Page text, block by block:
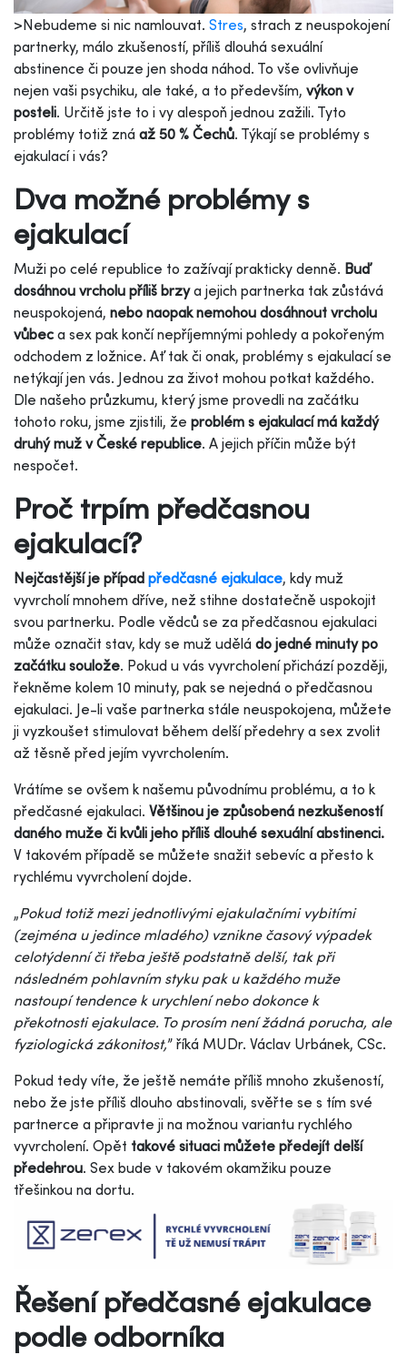
>Nebudeme si nic namlouvat. Stres, strach z neuspokojení
partnerky, málo zkušeností, příliš dlouhá sexuální
abstinence či pouze jen shoda náhod. To vše ovlivňuje
nejen vaši psychiku, ale také, a to především, výkon v
posteli. Určitě jste to i vy alespoň jednou zažili. Tyto
problémy totiž zná až 50 % Čechů. Týkají se problémy s
ejakulací i vás?
Dva možné problémy s
ejakulací
Muži po celé republice to zažívají prakticky denně. Buď
dosáhnou vrcholu příliš brzya jejich partnerka tak zůstává
neuspokojená, nebo naopak nemohou dosáhnout vrcholu
vůbeca sex pak končí nepříjemnými pohledy a pokořeným
odchodem z ložnice. Ať tak či onak, problémy s ejakulací se
netýkají jen vás. Jednou za život mohou potkat každého.
Dle našeho průzkumu, který jsme provedli na začátku
tohoto roku, jsme zjistili, že problém s ejakulací má každý
druhý muž v České republice. A jejich příčin může být
nespočet.
Proč trpím předčasnou
ejakulací?
Nejčastější je případ předčasné ejakulace, kdy muž
vyvrcholí mnohem dříve, než stihne dostatečně uspokojit
svou partnerku. Podle vědců se za předčasnou ejakulaci
může označit stav, kdy se muž udělá do jedné minuty po
začátku soulože. Pokud u vás vyvrcholení přichází později,
řekněme kolem 10 minuty, pak se nejedná o předčasnou
ejakulaci. Je-li vaše partnerka stále neuspokojena, můžete
ji vyzkoušet stimulovat během delší předehry a sex zvolit
až těsně před jejím vyvrcholením.
Vrátíme se ovšem k našemu původnímu problému, a to k
předčasné ejakulaci. Většinou je způsobená nezkušeností
daného muže či kvůli jeho příliš dlouhé sexuální abstinenci.
V takovém případě se můžete snažit sebevíc a přesto k
rychlému vyvrcholení dojde.
„Pokud totiž mezi jednotlivými ejakulačními vybitími
(zejména u jedince mladého) vznikne časový výpadek
celotýdenní či třeba ještě podstatně delší, tak při
následném pohlavním styku pak u každého muže
nastoupí tendence k urychlení nebo dokonce k
překotnosti ejakulace. To prosím není žádná porucha, ale
fyziologická zákonitost,” říká MUDr. Václav Urbánek, CSc.
Pokud tedy víte, že ještě nemáte příliš mnoho zkušeností,
nebo že jste příliš dlouho abstinovali, svěřte se s tím své
partnerce a připravte ji na možnou variantu rychlého
vyvrcholení. Opět takové situaci můžete předejít delší
předehrou. Sex bude v takovém okamžiku pouze
třešinkou na dortu.
Řešení předčasné ejakulace
podle odborníka